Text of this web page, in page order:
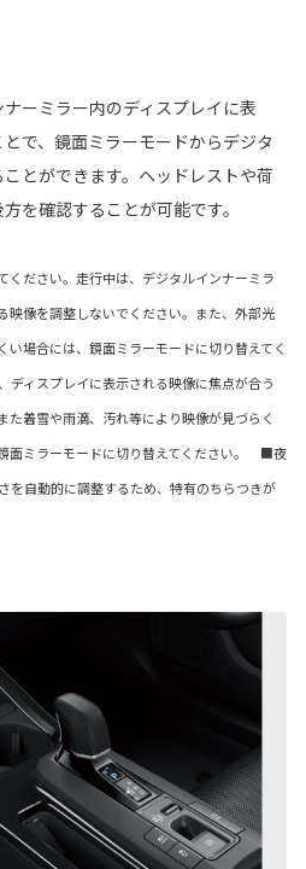
ーミラー内のディスプレイに表
で、鏡面ミラーモードからデジタ
とができます。ヘッドレストや荷
を確認することが可能です。
ださい。走行中は、デジタルインナーミラ
映像を調整しないでください。また、外部光
い場合には、鏡面ミラーモードに切り替えてく
ィスプレイに表示される映像に焦点が合う
た着雪や雨滴、汚れ等により映像が見づらく
面ミラーモードに切り替えてください。 ■夜
を自動的に調整するため、特有のちらつきが